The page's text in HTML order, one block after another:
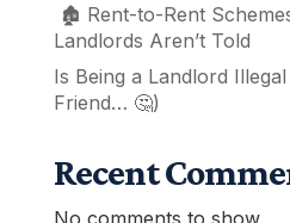
🏚️ Rent-to-Rent
Landlords Aren’t Told
Is Being a Landlord
Friend… 🤔)
Recent
No comments to show.